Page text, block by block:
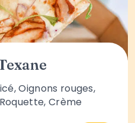
Oignons rouges,
Crème